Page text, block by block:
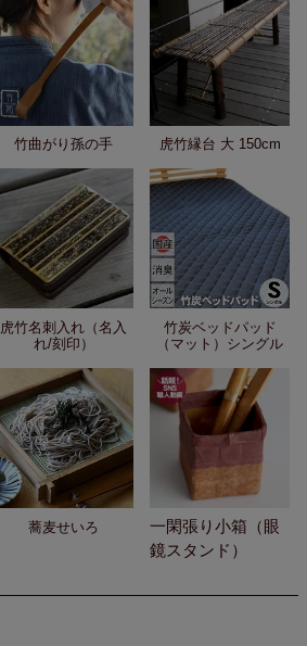
竹曲がり孫の手 虎竹縁台 大 150cm
虎竹名刺入れ（名入
れ/刻印）
竹炭ベッドパッド
（マット）シングル
蕎麦せいろ
一閑張り小箱（眼
鏡スタンド）